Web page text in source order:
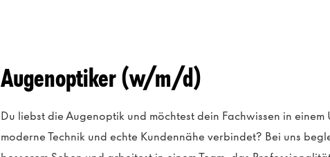
Augenoptiker (w/m/d)
Du liebst die Augenoptik und möchtest dein Fachwissen in
moderne Technik und echte Kundennähe verbindet? Bei uns